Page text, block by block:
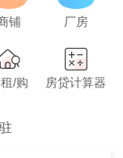
铺 厂房
/购 房贷计算器
信息